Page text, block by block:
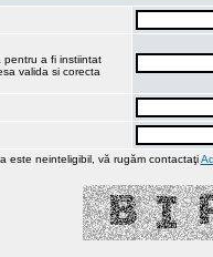
pentru a fi instiintat
valida si corecta
este neinteligibil, vă rugăm contactaţi